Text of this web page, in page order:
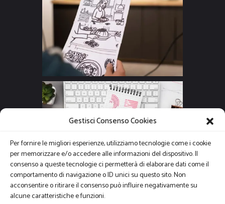
Gestisci Consenso Cookies
Per fornire le migliori esperienze, utilizziamo tecnologie come i cookie
per memorizzare e/o accedere alle informazioni del dispositivo. Il
consenso a queste tecnologie ci permetterà di elaborare dati come il
comportamento di navigazione o ID unici su questo sito. Non
acconsentire o ritirare il consenso può influire negativamente su
alcune caratteristiche e funzioni.